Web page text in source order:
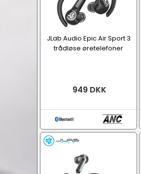
JLab Audio Epic Air Sport 3
trådløse øretelefoner
949 DKK